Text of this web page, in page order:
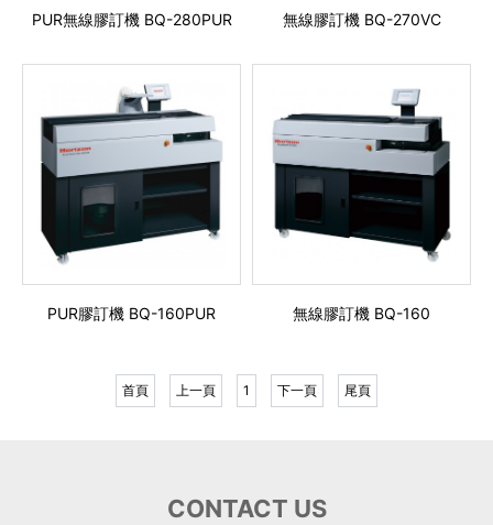
PUR無線膠訂機 BQ-280PUR 無線膠訂機 BQ-270VC
PUR膠訂機 BQ-160PUR 無線膠訂機 BQ-160
首頁 上一頁 1 下一頁 尾頁
CONTACT US